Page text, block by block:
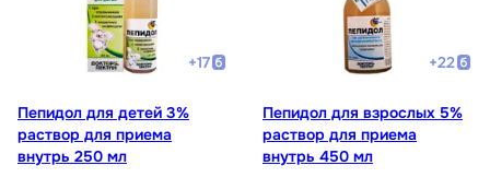
+17
Пепидол для детей 3%
раствор для приема
внутрь 250 мл
+22
Пепидол для взрослых 5%
раствор для приема
внутрь 450 мл